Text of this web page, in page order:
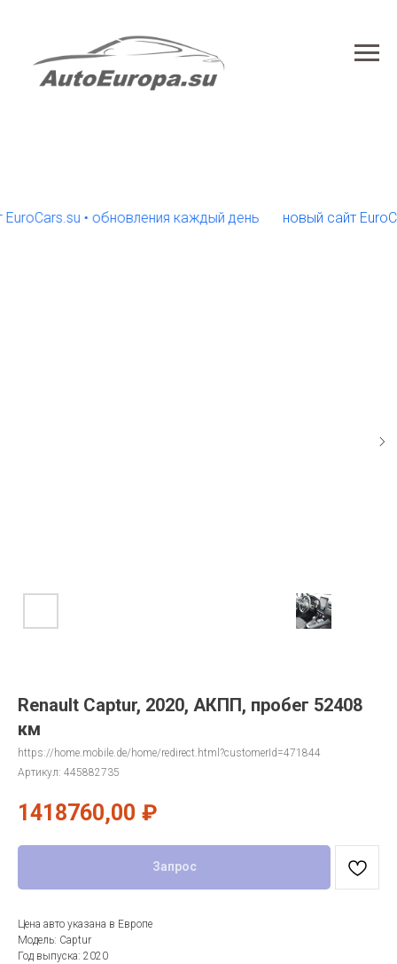
• обновления каждый день новый сайт
Renault Captur, 2020, АКПП, пробег 52408
км
https://home.mobile.de/home/redirect.html?customerId=471844
Артикул: 445882735
1418760,00 ₽
Запрос
Цена авто указана в Европе
Модель: Captur
Год выпуска: 2020